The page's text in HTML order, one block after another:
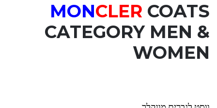
MONCLER COATS
CATEGORYMEN &
WOMEN